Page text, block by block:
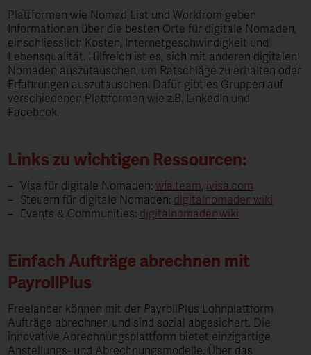
Plattformen wie Nomad List und Workfrom geben
Informationen über die besten Orte für digitale Nomaden,
einschliesslich Kosten, Internetgeschwindigkeit und
Lebensqualität. Hilfreich ist es, sich mit anderen digitalen
Nomaden auszutauschen, um Ratschläge zu erhalten oder
Erfahrungen auszutauschen. Dafür gibt es Gruppen auf
verschiedenen Plattformen wie z.B. LinkedIn und
Facebook.
Links zu wichtigen Ressourcen:
Visa für digitale Nomaden:wfa.team, ivisa.com
Steuern für digitale Nomaden: digitalnomaden.wiki
Events & Communities: digitalnomaden.wiki
Einfach Aufträge abrechnen mit
PayrollPlus
Freelancer können mit der PayrollPlus Lohnplattform
Aufträge abrechnen und sind sozial abgesichert. Die
innovative Abrechnungsplattform bietet einzigartige
Anstellungs- und Abrechnungsmodelle. Über das